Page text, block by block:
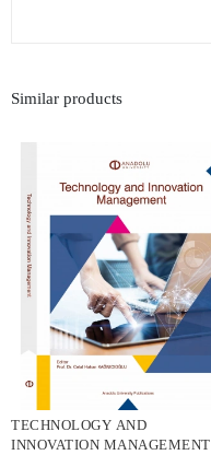
Similar products
TECHNOLOGY AND
INNOVATION MANAGEMENT